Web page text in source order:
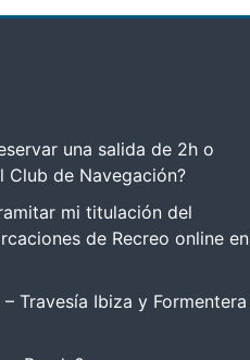
una salida de 2h o
de Navegación?
mi titulación del
de Recreo online en
Travesía Ibiza y Formentera